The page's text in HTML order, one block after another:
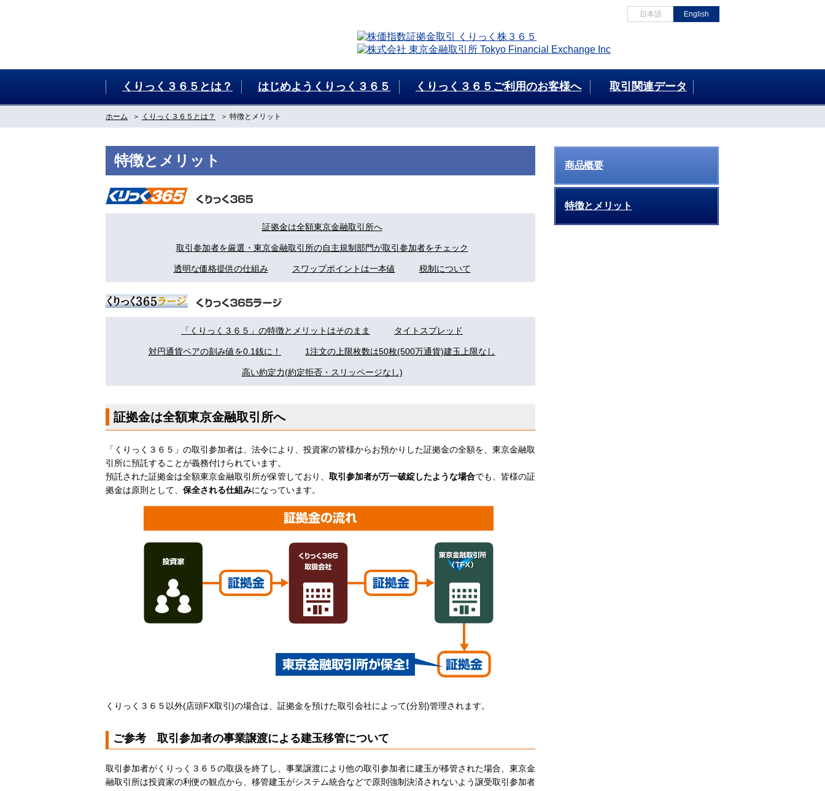
日本語 English
くりっく３６５とは？ はじめようくりっく３６５ くりっく３６５ご利用のお客様へ 取引関連データ
ホーム くりっく３６５とは？ 特徴とメリット
特徴とメリット
証拠金は全額東京金融取引所へ
取引参加者を厳選・東京金融取引所の自主規制部門が取引参加者をチェック
透明な価格提供の仕組み スワップポイントは一本値 税制について
「くりっく３６５」の特徴とメリットはそのまま タイトスプレッド
対円通貨ペアの刻み値を0.1銭に！ 1注文の上限枚数は50枚(500万通貨)建玉上限なし
高い約定力(約定拒否・スリッページなし)
証拠金は全額東京金融取引所へ
「くりっく３６５」の取引参加者は、法令により、投資家の皆様からお預かりした証拠金の全額を、東京金融取
引所に預託することが義務付けられています。
預託された証拠金は全額東京金融取引所が保管しており、 取引参加者が万一破綻したような場合でも、皆様の証
拠金は原則として、 保全される仕組みになっています。
くりっく３６５以外(店頭FX取引)の場合は、証拠金を預けた取引会社によって(分別)管理されます。
ご参考 取引参加者の事業譲渡による建玉移管について
取引参加者がくりっく３６５の取扱を終了し、事業譲渡により他の取引参加者に建玉が移管された場合、東京金
融取引所は投資家の利便の観点から、移管建玉がシステム統合などで原則強制決済されないよう譲受取引参加者
商品概要
特徴とメリット